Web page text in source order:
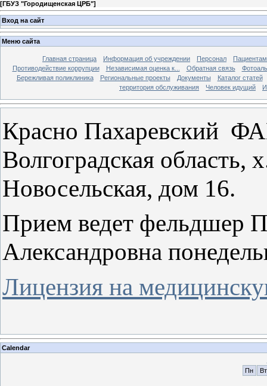
[ГБУЗ "Городищенская ЦРБ"]
Вход на сайт
Меню сайта
Главная страница Информация об учреждении Персонал
Пациентам
Противодействие коррупции
Независимая оценка к... Обратная связь
Бережливая поликлиника
Региональные проекты Документы
Каталог статей
территория обслуживания
Человек идущий
Красно Пахаревский
Волгоградская
Новосельская, дом 16.
Прием ведет фельдшер
Александровна
Лицензия на
Calendar
Пн
Вт